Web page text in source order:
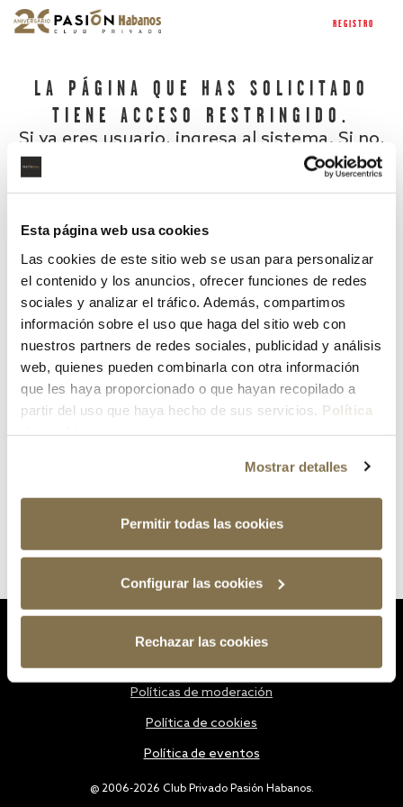
Esta página web usa cookies
Las cookies de este sitio web se usan para personalizar
el contenido y los anuncios, ofrecer funciones de redes
sociales y analizar el tráfico. Además, compartimos
información sobre el uso que haga del sitio web con
nuestros partners de redes sociales, publicidad y análisis
web, quienes pueden combinarla con otra información
que les haya proporcionado o que hayan recopilado a
partir del uso que haya hecho de sus servicios. Política
Mostrar detalles
Permitir todas las cookies
Configurar las cookies
Rechazar las cookies
REGISTRO
LA PÁGINA QUE HAS SOLICITADO
TIENE ACCESO RESTRINGIDO.
Si ya eres usuario, ingresa al sistema. Si no,
¿Has olvidado tu contraseña?
@ 2006-2026 Club Privado Pasión Habanos.
Políticas de moderación
Política de cookies
Política de eventos